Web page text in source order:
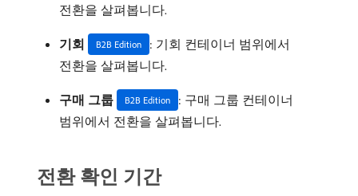
전환을 살펴봅니다.
기회 B2B Edition
: 기회 컨테이너 범위에서
전환을 살펴봅니다.
구매 그룹 B2B Edition
: 구매 그룹 컨테이너
범위에서 전환을 살펴봅니다.
전환 확인 기간